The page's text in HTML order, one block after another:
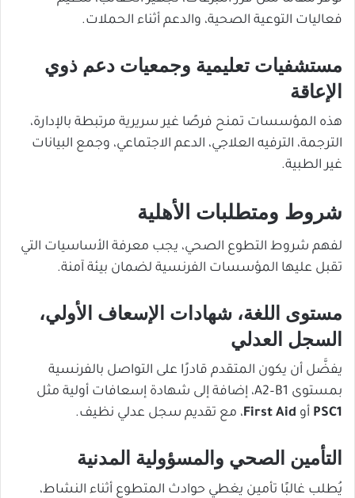
فعاليات التوعية الصحية، والدعم أثناء الحملات.
مستشفيات تعليمية وجمعيات دعم ذوي
الإعاقة
هذه المؤسسات تمنح فرصًا غير سريرية مرتبطة بالإدارة،
الترجمة، الترفيه العلاجي، الدعم الاجتماعي، وجمع البيانات
غير الطبية.
شروط ومتطلبات الأهلية
لفهم شروط التطوع الصحي، يجب معرفة الأساسيات التي
تقبل عليها المؤسسات الفرنسية لضمان بيئة آمنة.
مستوى اللغة، شهادات الإسعاف الأولي،
السجل العدلي
يفضَّل أن يكون المتقدم قادرًا على التواصل بالفرنسية
بمستوى A2–B1، إضافة إلى شهادة إسعافات أولية مثل
PSC1 أو First Aid، مع تقديم سجل عدلي نظيف.
التأمين الصحي والمسؤولية المدنية
يُطلب غالبًا تأمين يغطي حوادث المتطوع أثناء النشاط،